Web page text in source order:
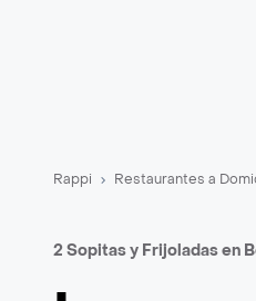
Rappi Restaurantes a
2 Sopitas y Frijoladas en